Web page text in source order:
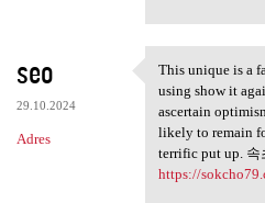
seo
29.10.2024
Adres
This unique
This unique is a
using show it
ascertain
likely to remain
terrific put up. 속
https://